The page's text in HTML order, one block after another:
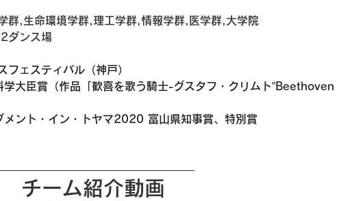
群,生命環境学群,理工学群,情報学群,医学群,大学院
ダンス場
ェスティバル（神戸）
学大臣賞（作品「歓喜を歌う騎士-グスタフ・クリムト”Beethoven
メント・イン・トヤマ2020 富山県知事賞、特別賞
チーム紹介動画